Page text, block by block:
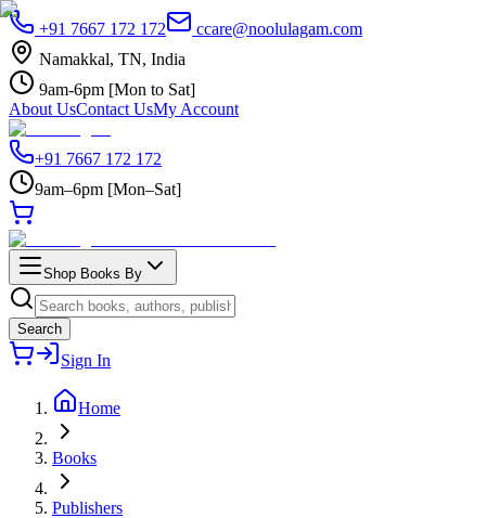
+91 7667 172 172
ccare@noolulagam.com
Namakkal, TN, India
9am-6pm [Mon to Sat]
About UsContact UsMy Account
+91 7667 172 172
9am–6pm [Mon–Sat]
Shop Books By
Search
Sign In
Home
Books
Publishers